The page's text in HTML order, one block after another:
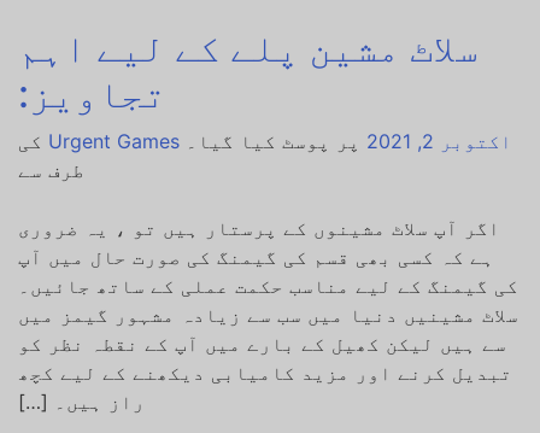
سلاٹ مشین پلے کے لیے اہم
تجاویز:
اکتوبر 2, 2021 پر پوسٹ کیا گیا۔ Urgent Games کی
طرف سے
اگر آپ سلاٹ مشینوں کے پرستار ہیں تو ، یہ ضروری
ہے کہ کسی بھی قسم کی گیمنگ کی صورت حال میں آپ
کی گیمنگ کے لیے مناسب حکمت عملی کے ساتھ جائیں۔
سلاٹ مشینیں دنیا میں سب سے زیادہ مشہور گیمز میں
سے ہیں لیکن کھیل کے بارے میں آپ کے نقطہ نظر کو
تبدیل کرنے اور مزید کامیابی دیکھنے کے لیے کچھ
راز ہیں۔ […]